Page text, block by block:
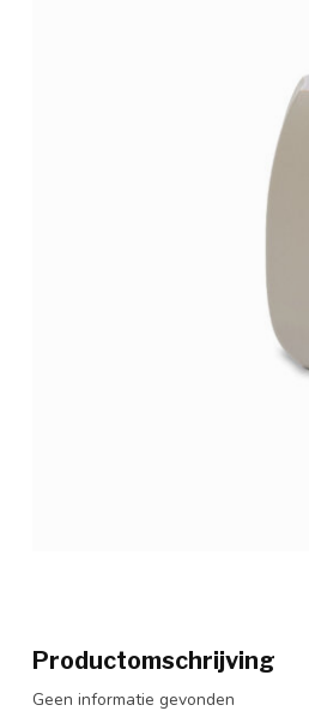
Productomschrijving
Geen informatie gevonden